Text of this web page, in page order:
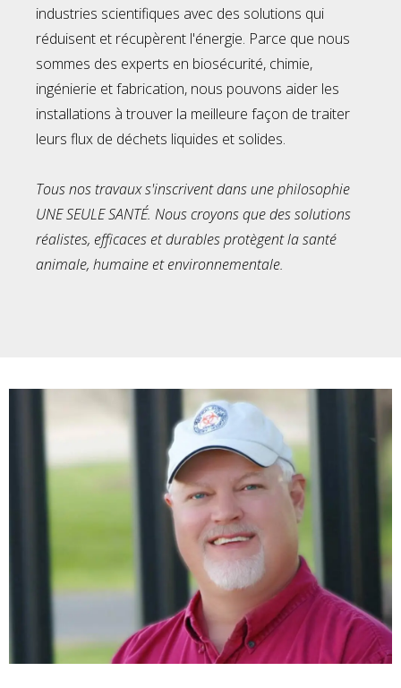
industries scientifiques avec des solutions qui
réduisent et récupèrent l'énergie. Parce que nous
sommes des experts en biosécurité, chimie,
ingénierie et fabrication, nous pouvons aider les
installations à trouver la meilleure façon de traiter
leurs flux de déchets liquides et solides.
Tous nos travaux s'inscrivent dans une philosophie
UNE SEULE SANTÉ. Nous croyons que des solutions
réalistes, efficaces et durables protègent la santé
animale, humaine et environnementale.